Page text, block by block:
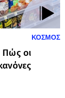
ΚΟΣΜΟΣ
Πώς οι